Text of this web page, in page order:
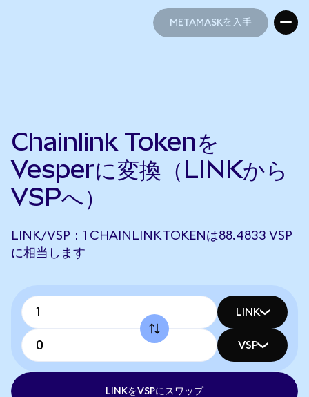
METAMASKを入手
Chainlink Tokenを
Vesperに変換（LINKから
VSPへ）
LINK/VSP：1 CHAINLINK TOKENは88.4833 VSP
に相当します
LINK
VSP
LINKをVSPにスワップ